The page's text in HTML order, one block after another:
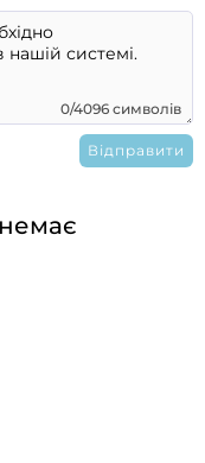
0/4096 символів